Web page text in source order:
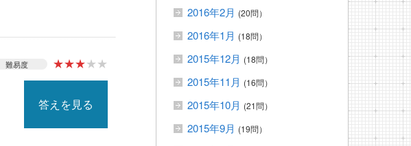
難易度 ★★★★★
答えを見る
2016年2月 (20問）
2016年1月 (18問）
2015年12月 (18問）
2015年11月 (16問）
2015年10月 (21問）
2015年9月 (19問）